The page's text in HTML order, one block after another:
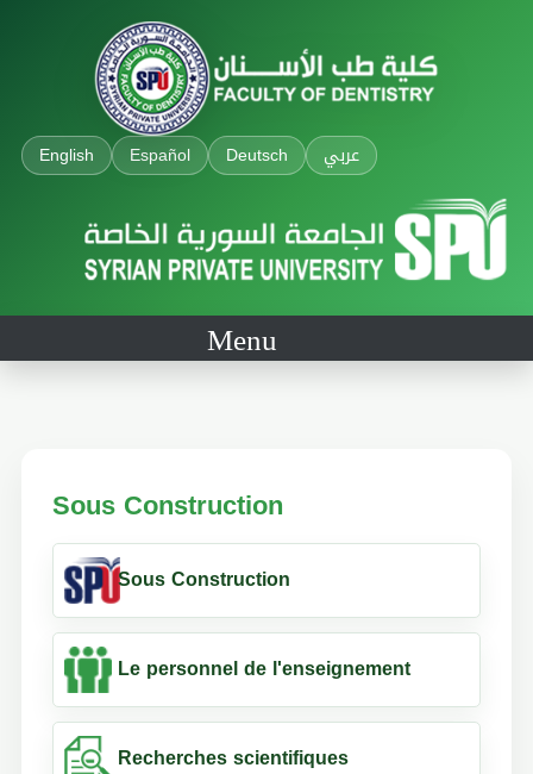
English Español Deutsch عربي
Menu
Sous Construction
Sous Construction
Le personnel de l'enseignement
Recherches scientifiques